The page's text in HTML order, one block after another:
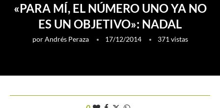
«PARA MÍ, EL NÚMERO UNO YA NO
ES UN OBJETIVO»: NADAL
porAndrés Peraza 17/12/2014 371 vistas